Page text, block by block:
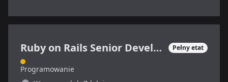
Ruby on Rails Senior Developer Pełny etat
Programowanie